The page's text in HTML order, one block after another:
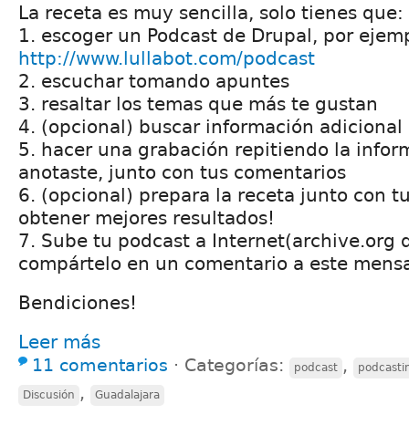
La receta es muy sencilla, solo tienes que:
1. escoger un Podcast de Drupal, por
http://www.lullabot.com/podcast
2. escuchar tomando apuntes
3. resaltar los temas que más te gustan
4. (opcional) buscar información
5. hacer una grabación repitiendo la
anotaste, junto con tus comentarios
6. (opcional) prepara la receta junto con
obtener mejores resultados!
7. Sube tu podcast a Internet(archive.org
compártelo en un comentario a este
Bendiciones!
Leer más
11 comentarios ⋅ Categorías: podcast ,
Discusión , Guadalajara